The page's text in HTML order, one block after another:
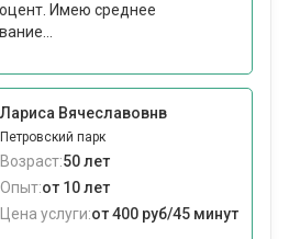
Имею среднее
Лариса Вячеславовнв
Петровский парк
Возраст:50 лет
Опыт:от 10 лет
Цена услуги:от 400 руб/45 минут